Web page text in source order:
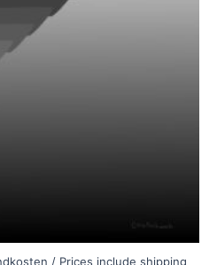
/ Prices include shipping